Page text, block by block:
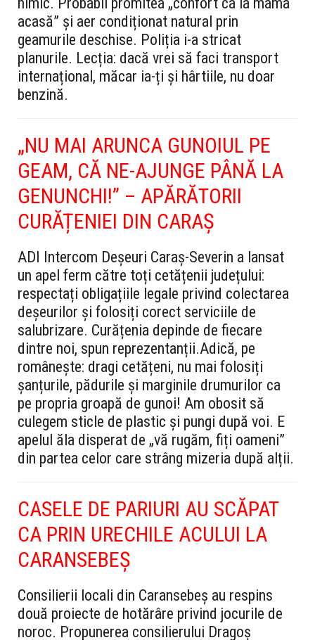
acasă” și aer condiționat natural prin
geamurile deschise. Poliția i-a stricat
planurile. Lecția: dacă vrei să faci transport
internațional, măcar ia-ți și hârtiile, nu doar
benzină.
„NU MAI ARUNCA GUNOIUL PE
GEAM, CĂ NE-AJUNGE PÂNĂ LA
GENUNCHI!” – APĂRĂTORII
CURĂȚENIEI DIN CARAȘ
ADI Intercom Deșeuri Caraș-Severin a lansat
un apel ferm către toți cetățenii județului:
respectați obligațiile legale privind colectarea
deșeurilor și folosiți corect serviciile de
salubrizare. Curățenia depinde de fiecare
dintre noi, spun reprezentanții.Adică, pe
românește: dragi cetățeni, nu mai folosiți
șanțurile, pădurile și marginile drumurilor ca
pe propria groapă de gunoi! Am obosit să
culegem sticle de plastic și pungi după voi. E
apelul ăla disperat de „vă rugăm, fiți oameni”
din partea celor care strâng mizeria după alții.
CASELE DE PARIURI AU SCĂPAT
CA PRIN URECHILE ACULUI LA
CARANSEBEȘ
Consilierii locali din Caransebeș au respins
două proiecte de hotărâre privind jocurile de
noroc. Propunerea consilierului Dragoș